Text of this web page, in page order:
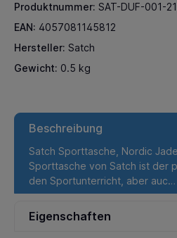
Produktnummer: SAT-DUF-001-
EAN: 4057081145812
Hersteller: Satch
Gewicht: 0.5 kg
Beschreibung
Satch Sporttasche, Nordic
Sporttasche von Satch ist der
den Sportunterricht, aber auc…
Eigenschaften